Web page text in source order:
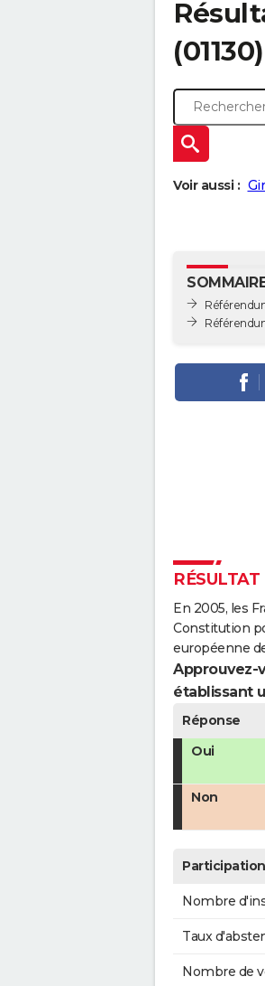
(01130)
Voir aussi :
En 2005, les
Constitution
européenne
Approuvez-
établissant
Réponse
Oui
Non
Nombre
Taux
Nombre de